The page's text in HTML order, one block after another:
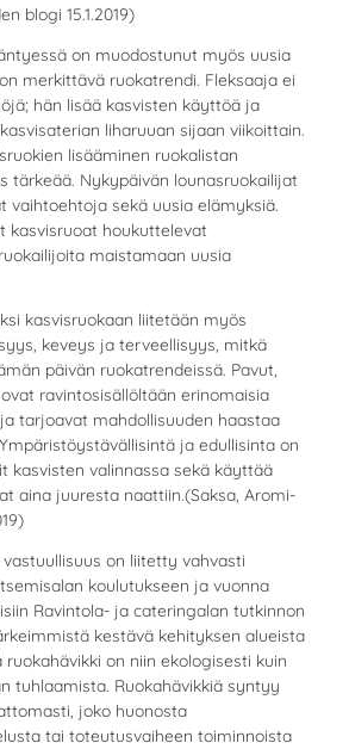
blogi 15.1.2019)
on muodostunut myös uusia
merkittävä ruokatrendi. Fleksaaja ei
hän lisää kasvisten käyttöä ja
liharuuan sijaan viikoittain.
lisääminen ruokalistan
tärkeää. Nykypäivän lounasruokailijat
vaihtoehtoja sekä uusia elämyksiä.
kasvisruoat houkuttelevat
maistamaan uusia
kasvisruokaan liitetään myös
keveys ja terveellisyys, mitkä
päivän ruokatrendeissä. Pavut,
ravintosisällöltään erinomaisia
tarjoavat mahdollisuuden haastaa
ja edullisinta on
kasvisten valinnassa sekä käyttää
aina juuresta naattiin.(Saksa, Aromi-
on liitetty vahvasti
koulutukseen ja vuonna
Ravintola- ja cateringalan tutkinnon
kestävä kehityksen alueista
on niin ekologisesti kuin
tuhlaamista. Ruokahävikkiä syntyy
joko huonosta
tai toteutusvaiheen toiminnoista